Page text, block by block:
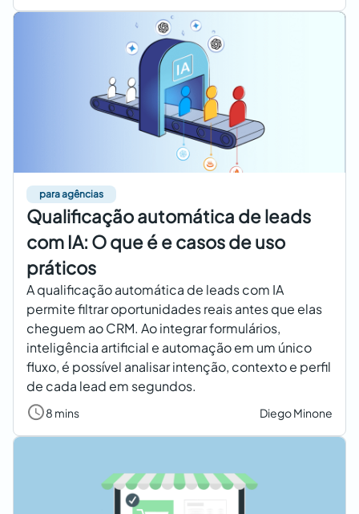
para agências
Qualificação automática de leads
com IA: O que é e casos de uso
práticos
A qualificação automática de leads com IA
permite filtrar oportunidades reais antes que elas
cheguem ao CRM. Ao integrar formulários,
inteligência artificial e automação em um único
fluxo, é possível analisar intenção, contexto e perfil
de cada lead em segundos.
8 mins Diego Minone